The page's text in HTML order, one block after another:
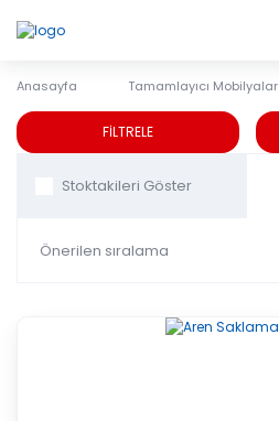
Anasayfa Tamamlayıcı Mobilyalar
Ayakkabılık
FİLTRELE